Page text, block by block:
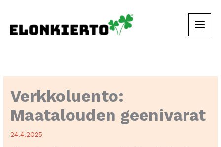
Verkkoluento:
Maatalouden geenivarat
24.4.2025